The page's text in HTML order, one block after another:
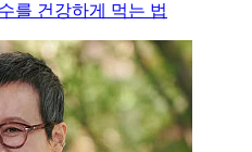
를 건강하게 먹는 법